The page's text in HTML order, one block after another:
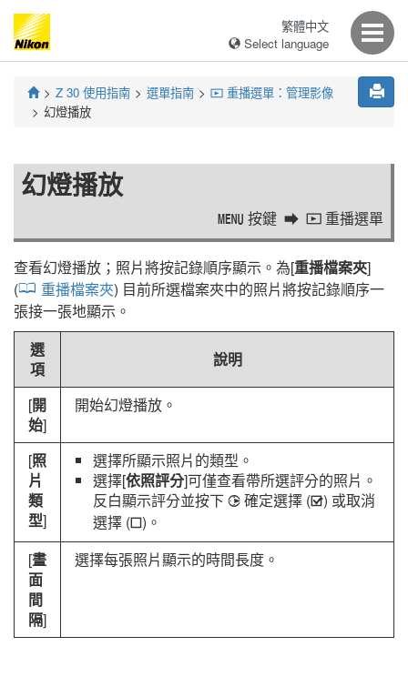
繁體中文
Select language
Z 30 使用指南 選單指南 D 重播選單：管理影像
幻燈播放
幻燈播放
G 按鍵 D 重播選單
查看幻燈播放；照片將按記錄順序顯示。為[重播檔案夾]
(
重播檔案夾) 目前所選檔案夾中的照片將按記錄順序一
張接一張地顯示。
選
項
說明
[開
始]
開始幻燈播放。
[照
片
類
型]
選擇所顯示照片的類型。
選擇[依照評分]可僅查看帶所選評分的照片。
反白顯示評分並按下 2 確定選擇 (M) 或取消
選擇 (U)。
[畫
面
間
隔]
選擇每張照片顯示的時間長度。